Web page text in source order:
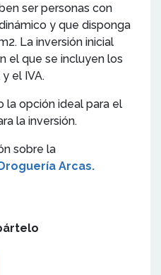
ser personas con
y que disponga
La inversión inicial
el que se incluyen los
el IVA.
la opción ideal para el
la inversión.
sobre la
Arcas.